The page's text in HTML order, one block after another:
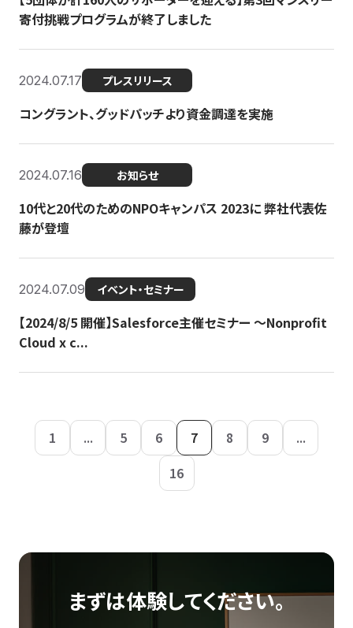
寄付挑戦プログラムが終了しました
2024.07.17 プレスリリース
コングラント、グッドパッチより資金調達を実施
2024.07.16 お知らせ
10代と20代のためのNPOキャンパス 2023に 弊社代表佐
藤が登壇
2024.07.09 イベント・セミナー
【2024/8/5 開催】Salesforce主催セミナー 〜Nonprofit
Cloud x c...
1 ... 5 6 7 8 9
...
16
まずは体験してください。